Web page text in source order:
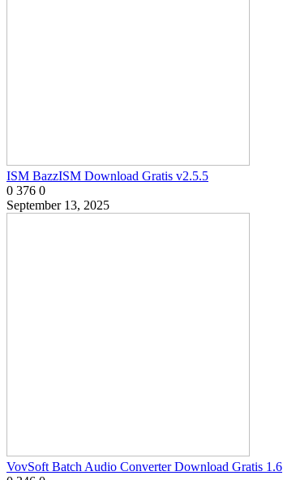
ISM BazzISM Download Gratis v2.5.5
0 376 0
September 13, 2025
VovSoft Batch Audio Converter Download Gratis 1.6